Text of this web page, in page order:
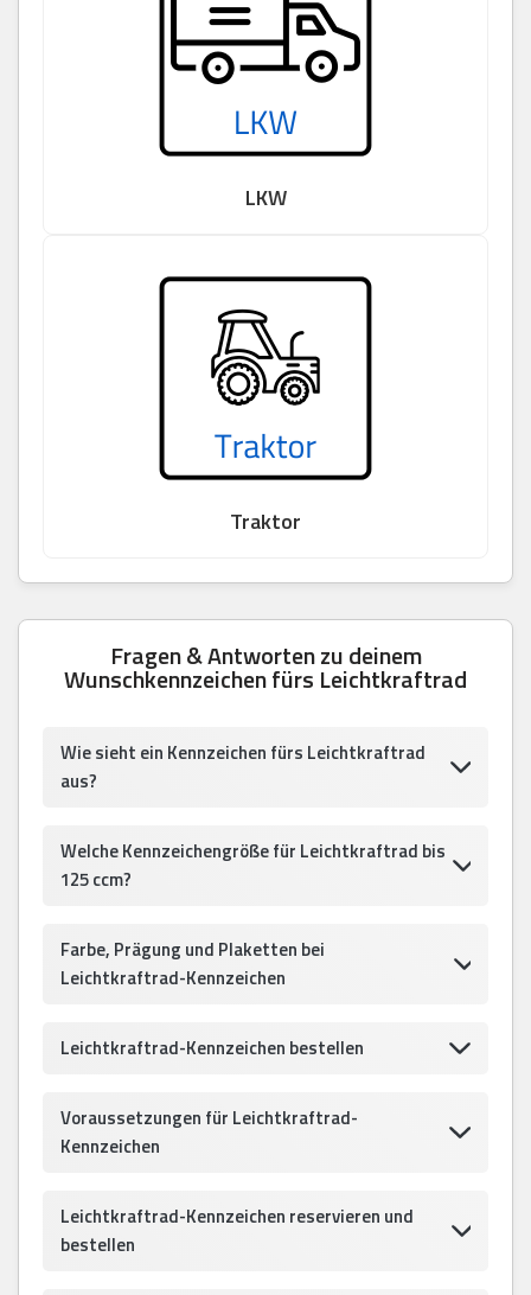
LKW
Traktor
Fragen & Antworten zu deinem
Wunschkennzeichen fürs Leichtkraftrad
Wie sieht ein Kennzeichen fürs Leichtkraftrad
aus?
Welche Kennzeichengröße für Leichtkraftrad bis
125 ccm?
Farbe, Prägung und Plaketten bei
Leichtkraftrad-Kennzeichen
Leichtkraftrad-Kennzeichen bestellen
Voraussetzungen für Leichtkraftrad-
Kennzeichen
Leichtkraftrad-Kennzeichen reservieren und
bestellen